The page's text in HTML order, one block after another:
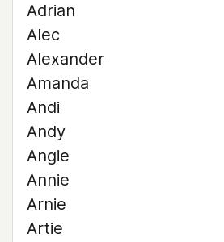
Adrian
Alec
Alexander
Amanda
Andi
Andy
Angie
Annie
Arnie
Artie